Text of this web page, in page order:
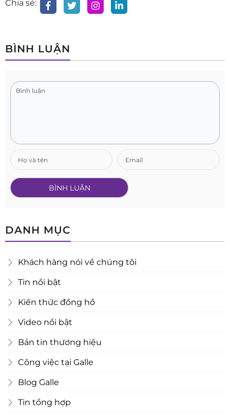
Chia sẻ:
BÌNH LUẬN
DANH MỤC
Khách hàng nói về chúng tôi
Tin nổi bật
Kiến thức đồng hồ
Video nổi bật
Bản tin thương hiệu
Công việc tại Galle
Blog Galle
Tin tổng hợp